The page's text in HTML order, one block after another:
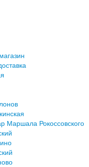
Маршала Рокоссовского